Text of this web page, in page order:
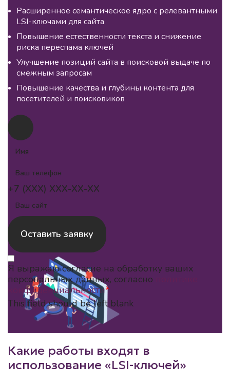
Расширенное семантическое ядро с релевантными
LSI-ключами для сайта
Повышение естественности текста и снижение
риска переспама ключей
Улучшение позиций сайта в поисковой выдаче по
смежным запросам
Повышение качества и глубины контента для
посетителей и поисковиков
+7 (XXX) XXX-XX-XX
Оставить заявку
Я выражаю согласие на обработку ваших
персональных данных, согласно
конфиденциальности*
This field should be left blank
Какие работы входят в
использование «LSI-ключей»